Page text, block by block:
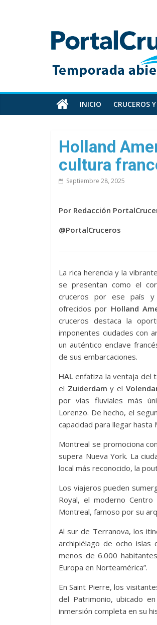
Toda
información
cruceros
en
un
sitio
INICIO CRUCEROS
Holland
cultura
Septiembre 28, 2025
Por Redacción
@PortalCruceros
La rica herencia y la
se presentan como el
cruceros por ese país y
ofrecidos por Holland
cruceros destaca la
imponentes ciudades con
un auténtico enclave
de sus embarcaciones.
HAL enfatiza la ventaja del
el Zuiderdam y el
por vías fluviales más
Lorenzo. De hecho, el
capacidad para llegar hasta
Montreal se promociona
supera Nueva York. La
local más reconocido, la
Los viajeros pueden
Royal, el moderno
Montreal, famoso por su
Al sur de Terranova, los
archipiélago de ocho islas
menos de 6.000
Europa en Norteamérica”.
En Saint Pierre, los
del Patrimonio, ubicado
inmersión completa en su